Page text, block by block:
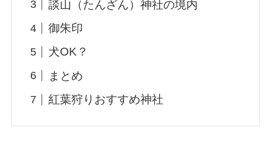
談山（たんざん）神社の境内
御朱印
犬OK？
まとめ
紅葉狩りおすすめ神社